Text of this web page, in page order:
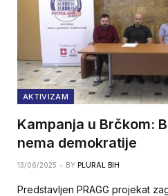
AKTIVIZAM
Kampanja u Brčkom:
nema demokratije
13/06/2025 BY PLURAL BIH
Predstavljen PRAGG projekat